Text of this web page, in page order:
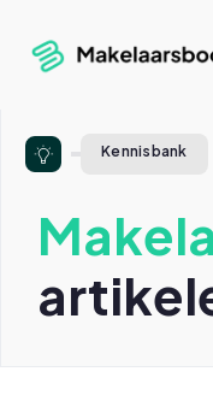
Kennisbank